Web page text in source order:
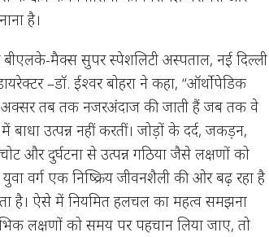
है।
मैक्स सुपर स्पेशलिटी अस्पताल, नई दिल्ली
–डॉ. ईश्वर बोहरा ने कहा, “ऑर्थोपेडिक
अक्सर तब तक नजरअंदाज की जाती हैं जब तक वे
उत्पन्न नहीं करतीं। जोड़ों के दर्द, जकड़न,
और दुर्घटना से उत्पन्न गठिया जैसे लक्षणों को
वर्ग एक निष्क्रिय जीवनशैली की ओर बढ़ रहा है
है। ऐसे में नियमित हलचल का महत्व समझना
लक्षणों को समय पर पहचान लिया जाए, तो